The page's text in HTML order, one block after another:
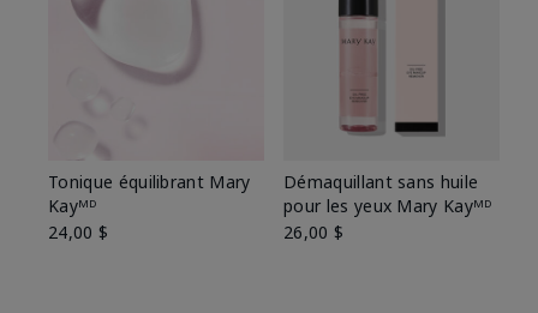
Tonique équilibrant Mary
Kayᴹᴰ
24,00 $
Démaquillant sans huile
pour les yeux Mary Kayᴹᴰ
26,00 $